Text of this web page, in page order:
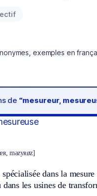
exemples en
de “mesureur,
məzyʀøz]
spécialisée dans la
dans les usines de